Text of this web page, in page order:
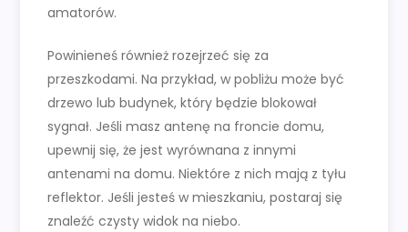
amatorów.
Powinieneś również rozejrzeć się za
przeszkodami. Na przykład, w pobliżu może być
drzewo lub budynek, który będzie blokował
sygnał. Jeśli masz antenę na froncie domu,
upewnij się, że jest wyrównana z innymi
antenami na domu. Niektóre z nich mają z tyłu
reflektor. Jeśli jesteś w mieszkaniu, postaraj się
znaleźć czysty widok na niebo.